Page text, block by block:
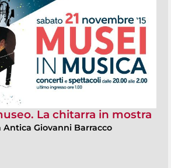
La chitarra in mostra
Antica Giovanni Barracco